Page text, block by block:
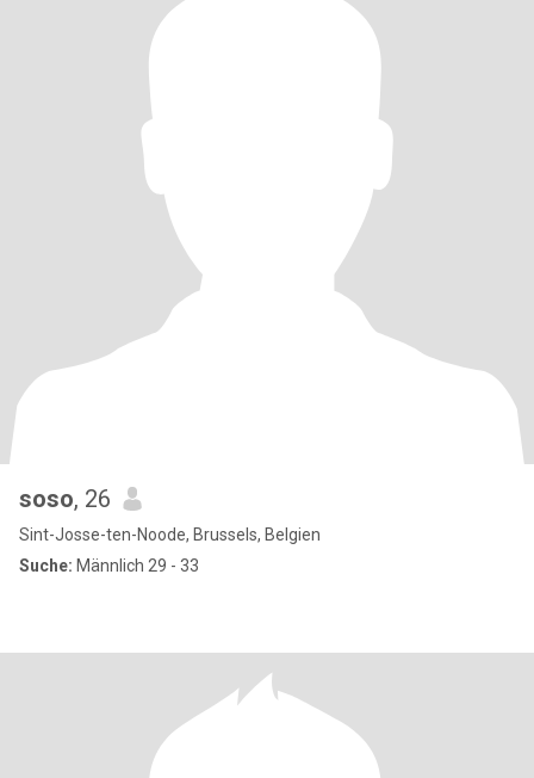
soso, 26
Sint-Josse-ten-Noode, Brussels, Belgien
Suche: Männlich 29 - 33